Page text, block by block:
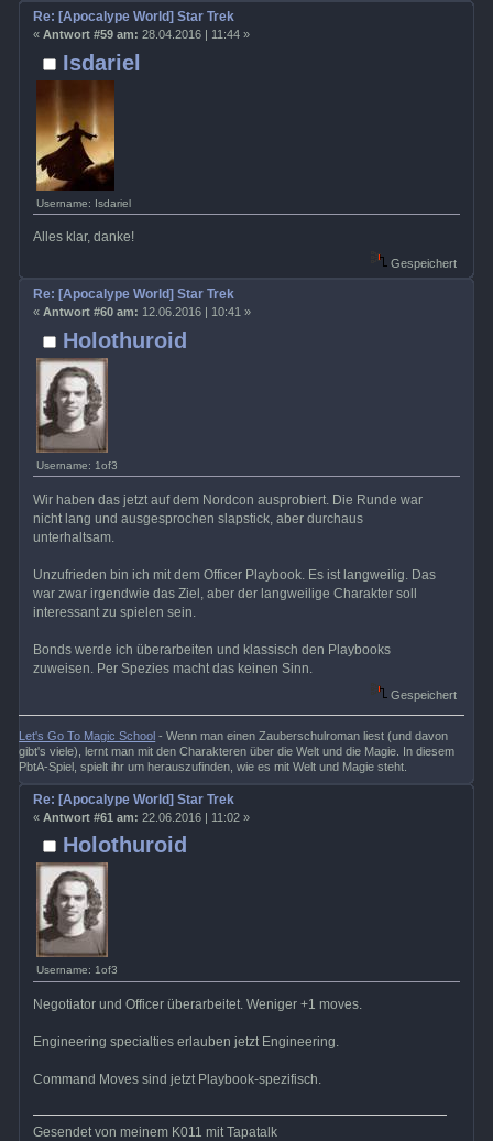
Isdariel
Username: Isdariel
Re: [Apocalype World] Star Trek
« Antwort #59 am: 28.04.2016 | 11:44 »
Alles klar, danke!
Gespeichert
Holothuroid
Username: 1of3
Re: [Apocalype World] Star Trek
« Antwort #60 am: 12.06.2016 | 10:41 »
Wir haben das jetzt auf dem Nordcon ausprobiert. Die Runde war
nicht lang und ausgesprochen slapstick, aber durchaus
unterhaltsam.
Unzufrieden bin ich mit dem Officer Playbook. Es ist langweilig. Das
war zwar irgendwie das Ziel, aber der langweilige Charakter soll
interessant zu spielen sein.
Bonds werde ich überarbeiten und klassisch den Playbooks
zuweisen. Per Spezies macht das keinen Sinn.
Gespeichert
Let's Go To Magic School - Wenn man einen Zauberschulroman liest (und davon
gibt's viele), lernt man mit den Charakteren über die Welt und die Magie. In diesem
PbtA-Spiel, spielt ihr um herauszufinden, wie es mit Welt und Magie steht.
Holothuroid
Username: 1of3
Re: [Apocalype World] Star Trek
« Antwort #61 am: 22.06.2016 | 11:02 »
Negotiator und Officer überarbeitet. Weniger +1 moves.
Engineering specialties erlauben jetzt Engineering.
Command Moves sind jetzt Playbook-spezifisch.
Gesendet von meinem K011 mit Tapatalk